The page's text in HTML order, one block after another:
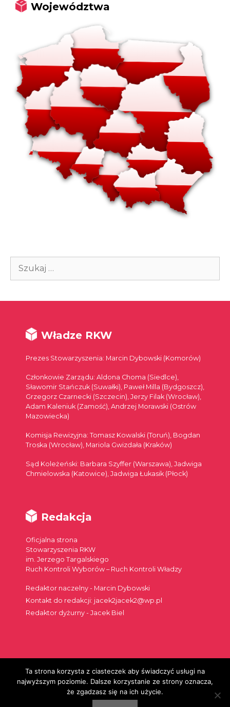
Województwa
Szukaj:
Władze RKW
Prezes Stowarzyszenia: Marcin Dybowski (Komorów)
Członkowie Zarządu: Aldona Choma (Siedlce),
Sławomir Stańczuk (Suwałki), Paweł Milla (Bydgoszcz),
Grzegorz Czarnecki (Szczecin), Jerzy Filak (Wrocław),
Adam Kaleniuk (Zamość), Andrzej Morawski (Ostrów
Mazowiecka)
Komisja Rewizyjna: Tomasz Kowalski (Toruń), Bogdan
Troska (Wrocław), Mariola Gwizdała (Kraków)
Sąd Koleżeński: Barbara Szyffer (Warszawa), Jadwiga
Chmielowska (Katowice), Jadwiga Łukasik (Płock)
Redakcja
Oficjalna strona
Stowarzyszenia RKW
im. Jerzego Targalskiego
Ruch Kontroli Wyborów – Ruch Kontroli Władzy
Redaktor naczelny - Marcin Dybowski
Kontakt do redakcji: jacek2jacek2@wp.pl
Redaktor dyżurny - Jacek Biel
Szukaj:
Ta strona korzysta z ciasteczek aby świadczyć usługi na
najwyższym poziomie. Dalsze korzystanie ze strony oznacza,
że zgadzasz się na ich użycie.